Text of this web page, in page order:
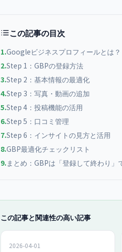
この記事の目次
1.Googleビジネスプロフィールとは？
2.Step 1：GBPの登録方法
3.Step 2：基本情報の最適化
4.Step 3：写真・動画の追加
5.Step 4：投稿機能の活用
6.Step 5：口コミ管理
7.Step 6：インサイトの見方と活用
8.GBP最適化チェックリスト
9.まとめ：GBPは「登録して終わり」
この記事と関連性の高い記事
2026-04-01